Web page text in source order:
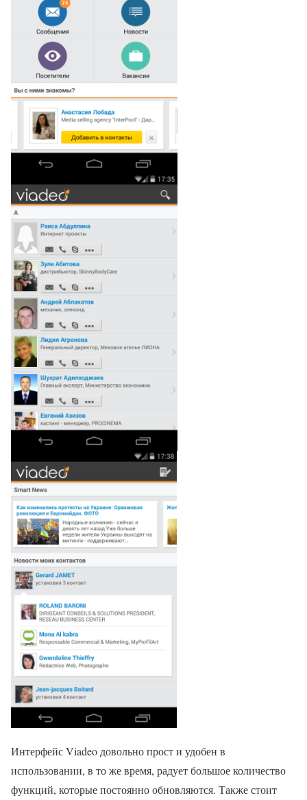
Интерфейс Viadeo довольно прост и удобен в
использовании, в то же время, радует большое количество
функций, которые постоянно обновляются. Также стоит